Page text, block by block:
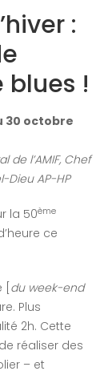
:
blues !
30 octobre
de l’AMIF, Chef
Dieu AP-HP
la 50ème
ce
du week-end
Plus
2h. Cette
réaliser des
– et